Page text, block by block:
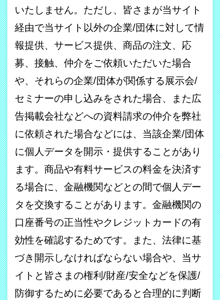
いたしません。ただし、皆さまが当サイト
経由で当サイト以外の企業/団体に対して情
報提供、サービス提供、商品の注文、応
募、接触、仲介をご依頼いただいた場合
や、それらの企業/団体が関係する展示会/
セミナーの申し込みをされた場合、また広
告掲載会社などへの資料請求の仲介を弊社
に依頼された場合などには、当該企業/団体
に個人データを開示・提供することがあり
ます。商品や有料サービスの料金を決済す
る場合に、金融機関などとの間で個人デー
タを交換することがあります。金融機関の
口座番号の正当性やクレジットカードの有
効性を確認するためです。また、法律に基
づき開示しなければならない場合や、当サ
イトと皆さまの権利 /財産/安全などを保護/
防御するために必要であると合理的に判断